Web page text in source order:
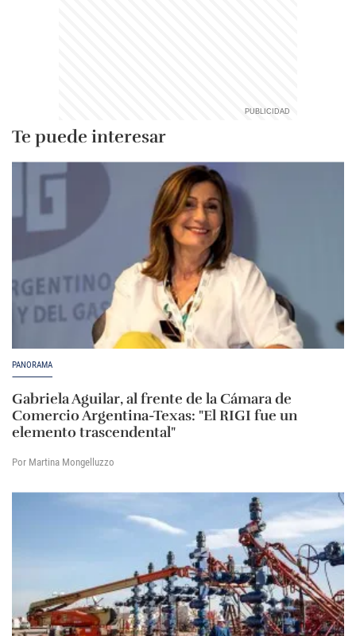
Te puede interesar
PANORAMA
Gabriela Aguilar, al frente de la Cámara de
Comercio Argentina-Texas: "El RIGI fue un
elemento trascendental"
Por Martina Mongelluzzo